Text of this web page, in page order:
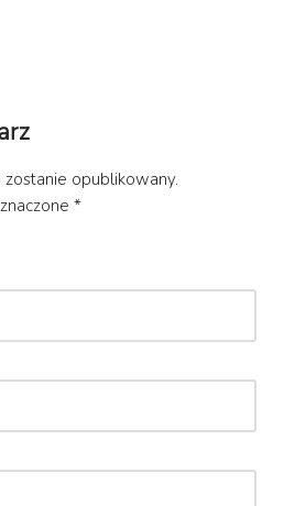
opublikowany.
*